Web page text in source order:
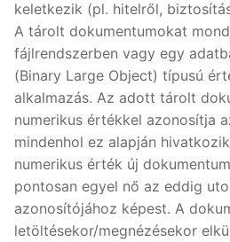
keletkezik (pl. hitelről,
A tárolt dokumentumokat
fájlrendszerben vagy egy
(Binary Large Object) típusú
alkalmazás. Az adott tárolt
numerikus értékkel azonosítja
mindenhol ez alapján
numerikus érték új
pontosan egyel nő az eddig
azonosítójához képest. A
letöltésekor/megnézésekor